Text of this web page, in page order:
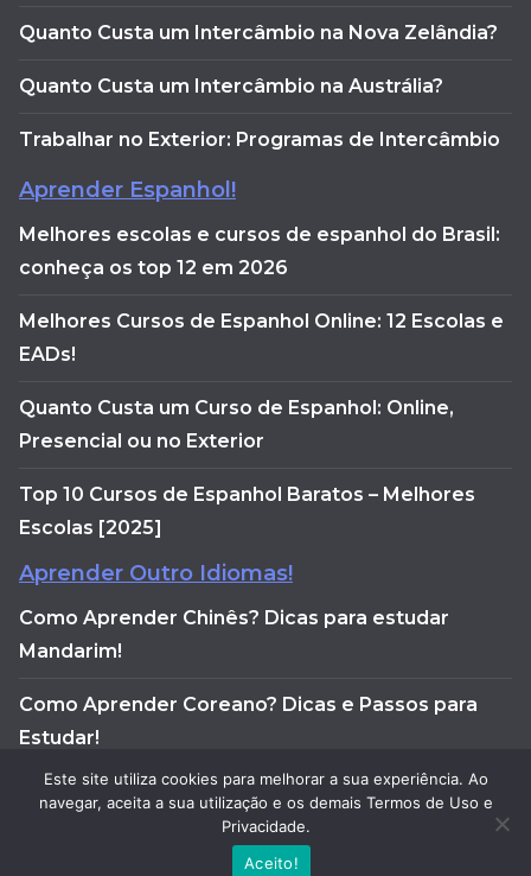
Quanto Custa um Intercâmbio na Nova Zelândia?
Quanto Custa um Intercâmbio na Austrália?
Trabalhar no Exterior: Programas de Intercâmbio
Aprender Espanhol!
Melhores escolas e cursos de espanhol do Brasil:
conheça os top 12 em 2026
Melhores Cursos de Espanhol Online: 12 Escolas e
EADs!
Quanto Custa um Curso de Espanhol: Online,
Presencial ou no Exterior
Top 10 Cursos de Espanhol Baratos – Melhores
Escolas [2025]
Aprender Outro Idiomas!
Como Aprender Chinês? Dicas para estudar
Mandarim!
Como Aprender Coreano? Dicas e Passos para
Estudar!
Como aprender francês do zero: guia completo
Este site utiliza cookies para melhorar a sua experiência. Ao
navegar, aceita a sua utilização e os demais Termos de Uso e
Privacidade.
Aceito!